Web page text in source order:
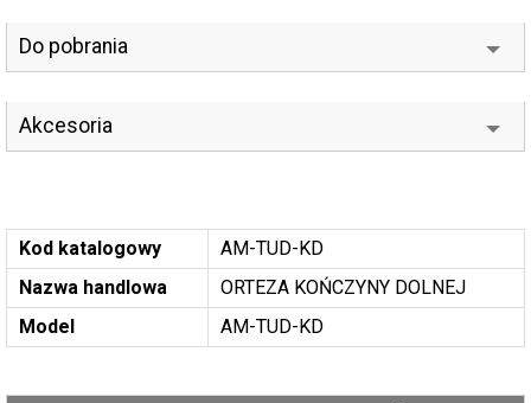
Do pobrania
Akcesoria
Kod katalogowy
AM-TUD-KD
Nazwa handlowa
ORTEZA KOŃCZYNY DOLNEJ
Model
AM-TUD-KD